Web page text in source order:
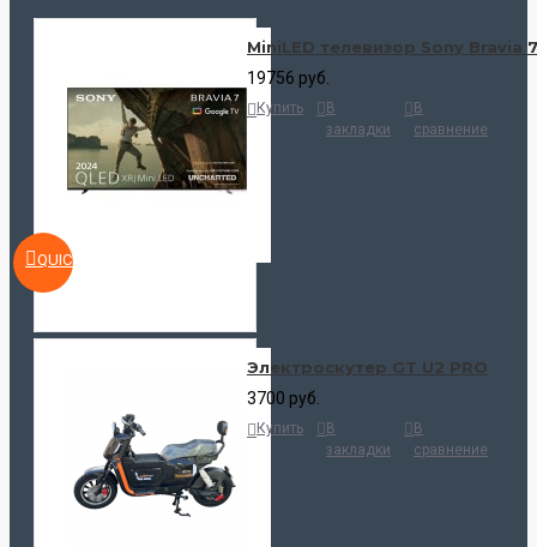
QUICKVIEW
MiniLED телевизор Sony Bravia
19756 руб.
Купить
В
закладки
В
сравнение
Электроскутер GT U2 PRO
3700 руб.
Купить
В
закладки
В
сравнение